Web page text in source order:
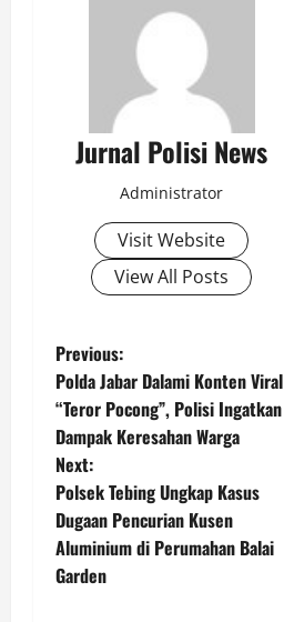
Jurnal Polisi News
Administrator
Visit Website
View All Posts
P
o
s
t
n
a
Previous:
Polda Jabar Dalami Konten Viral
“Teror Pocong”, Polisi Ingatkan
Dampak Keresahan Warga
Next:
Polsek Tebing Ungkap Kasus
Dugaan Pencurian Kusen
Aluminium di Perumahan Balai
Garden